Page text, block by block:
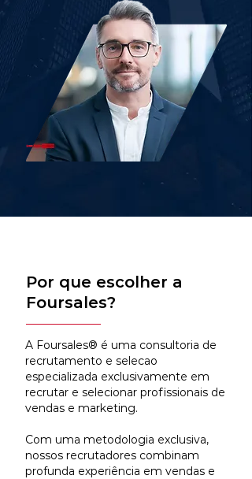
Por que escolher a
Foursales?
A Foursales® é uma consultoria de
recrutamento e selecao
especializada exclusivamente em
recrutar e selecionar profissionais de
vendas e marketing.
Com uma metodologia exclusiva,
nossos recrutadores combinam
profunda experiência em vendas e